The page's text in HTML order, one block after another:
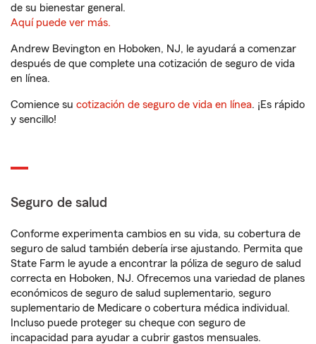
de su bienestar general.
Aquí puede ver más.
Andrew Bevington en Hoboken, NJ, le ayudará a comenzar
después de que complete una cotización de seguro de vida
en línea.
Comience su cotización de seguro de vida en línea. ¡Es rápido
y sencillo!
Seguro de salud
Conforme experimenta cambios en su vida, su cobertura de
seguro de salud también debería irse ajustando. Permita que
State Farm le ayude a encontrar la póliza de seguro de salud
correcta en Hoboken, NJ. Ofrecemos una variedad de planes
económicos de seguro de salud suplementario, seguro
suplementario de Medicare o cobertura médica individual.
Incluso puede proteger su cheque con seguro de
incapacidad para ayudar a cubrir gastos mensuales.